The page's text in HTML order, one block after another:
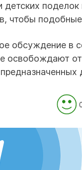
детских
чтобы
обсуждение в
освобождают